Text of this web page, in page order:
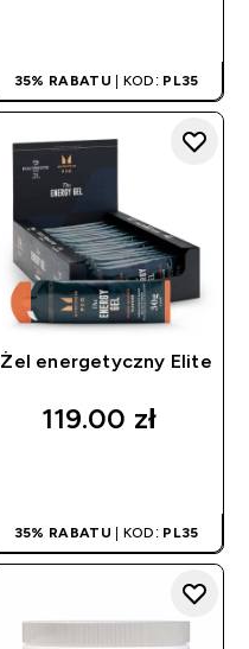
35% RABATU | KOD: PL35
Żel energetyczny Elite
119.00 zł‎
35% RABATU | KOD: PL35